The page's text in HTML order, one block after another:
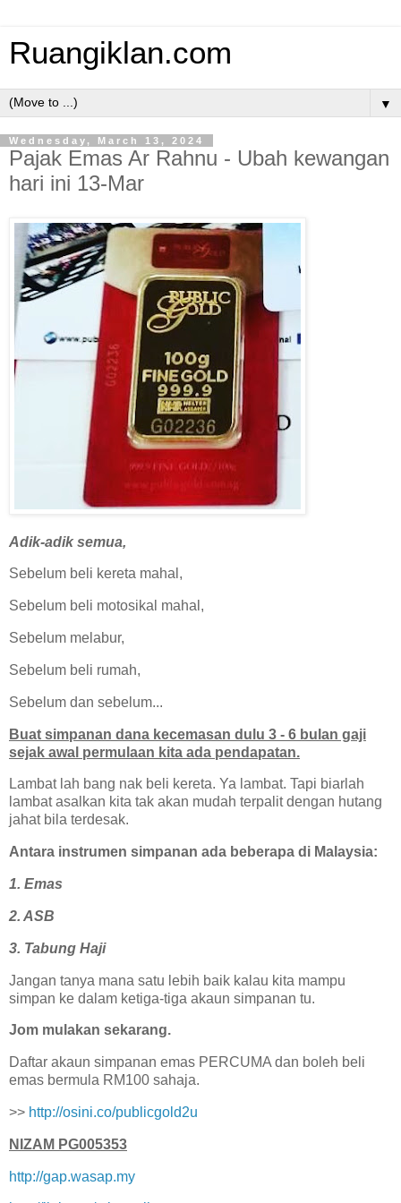
Ruangiklan.com
▼
Wednesday, March 13, 2024
Pajak Emas Ar Rahnu - Ubah kewangan
hari ini 13-Mar
Adik-adik semua,
Sebelum beli kereta mahal,
Sebelum beli motosikal mahal,
Sebelum melabur,
Sebelum beli rumah,
Sebelum dan sebelum...
Buat simpanan dana kecemasan dulu 3 - 6 bulan gaji
sejak awal permulaan kita ada pendapatan.
Lambat lah bang nak beli kereta. Ya lambat. Tapi biarlah
lambat asalkan kita tak akan mudah terpalit dengan hutang
jahat bila terdesak.
Antara instrumen simpanan ada beberapa di Malaysia:
1. Emas
2. ASB
3. Tabung Haji
Jangan tanya mana satu lebih baik kalau kita mampu
simpan ke dalam ketiga-tiga akaun simpanan tu.
Jom mulakan sekarang.
Daftar akaun simpanan emas PERCUMA dan boleh beli
emas bermula RM100 sahaja.
>> http://osini.co/publicgold2u
NIZAM PG005353
http://gap.wasap.my